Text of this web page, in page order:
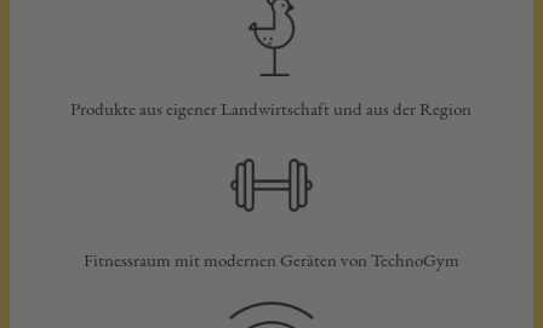
Produkte aus eigener Landwirtschaft und aus der Region
Fitnessraum mit modernen Geräten von TechnoGym